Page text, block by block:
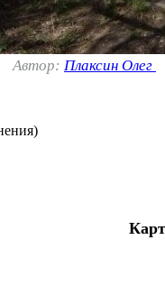
Автор: Плаксин Олег